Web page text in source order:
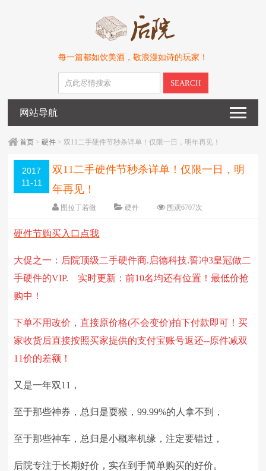
每一篇都如饮美酒，敬浪漫如诗的玩家！
SEARCH
网站导航
首页 >硬件 > 双11二手硬件节秒杀详单！仅限一日，明年再见！
2017
11-11
双11二手硬件节秒杀详单！仅限一日，明
年再见！
图拉丁若微 硬件
围观6707次
字体：大 中
硬件节购买入口点我
大促之一：后院顶级二手硬件商.启德科技.誓冲3皇冠做二
手硬件的VIP. 实时更新：前10名均还有位置！最低价抢
购中 ！
下单不用改价，直接原价格(不会变价)拍下付款即可！买
家收货后直接按照买家提供的支付宝账号返还--原件减双
11价的差额！
又是一年双11，
至于那些神券，总归是耍猴，99.99%的人拿不到，
至于那些神车，总归是小概率机缘，注定要错过，
后院专注于长期好价，实在到手简单购买的好价。